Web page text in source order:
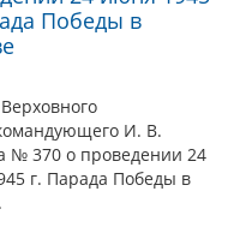
Победы в
И. В.
№ 370 о проведении 24
г. Парада Победы в